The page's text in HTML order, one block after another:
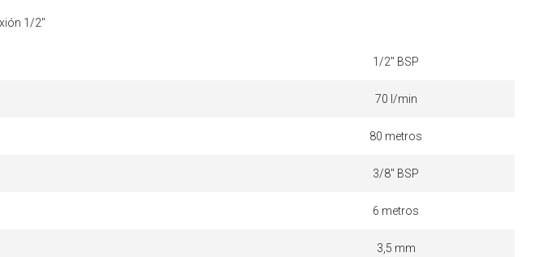
1/2"
1/2" BSP
70 l/min
80 metros
3/8" BSP
6 metros
3,5 mm